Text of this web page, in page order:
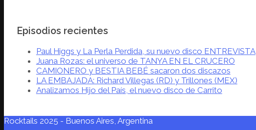
Episodios recientes
Paul Higgs y La Perla Perdida, su nuevo disco ENTREVISTA
Juana Rozas: el universo de TANYA EN EL CRUCERO
CAMIONERO y BESTIA BEBÉ sacaron dos discazos
LA EMBAJADA: Richard Villegas (RD) y Trillones (MEX)
Analizamos Hijo del País, el nuevo disco de Carrito
Rocktails 2025 - Buenos Aires, Argentina